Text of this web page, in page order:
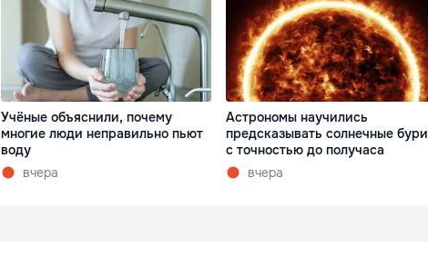
Учёные объяснили, почему
многие люди неправильно пьют
воду
вчера
Астрономы научились
предсказывать солнечные бури
с точностью до получаса
вчера